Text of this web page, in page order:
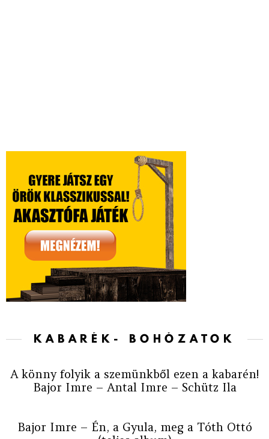
KABARÉK- BOHÓZATOK
A könny folyik a szemünkből ezen a kabarén!
Bajor Imre – Antal Imre – Schütz Ila
Bajor Imre – Én, a Gyula, meg a Tóth Ottó